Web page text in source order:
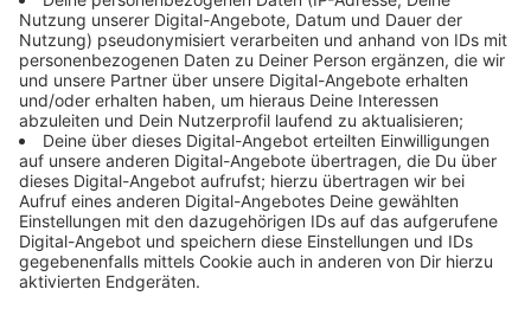
Der Vorschlag aus dem Fachbereich des
Oberbürgermeisters selbst beinhaltet etwa weniger
Geld für die Ratsmitglieder, die als alleinige Vertretung
ihrer Partei oder Wählergruppe an den Sitzungen
teilnehmen. Das sind zum Beispiel Benedikt Rees von
der Klimaliste oder Markus Beisicht vom Aufbruch
Leverkusen, um zwei der redefreudigeren Kandidaten
zu nennen.
Anzeige